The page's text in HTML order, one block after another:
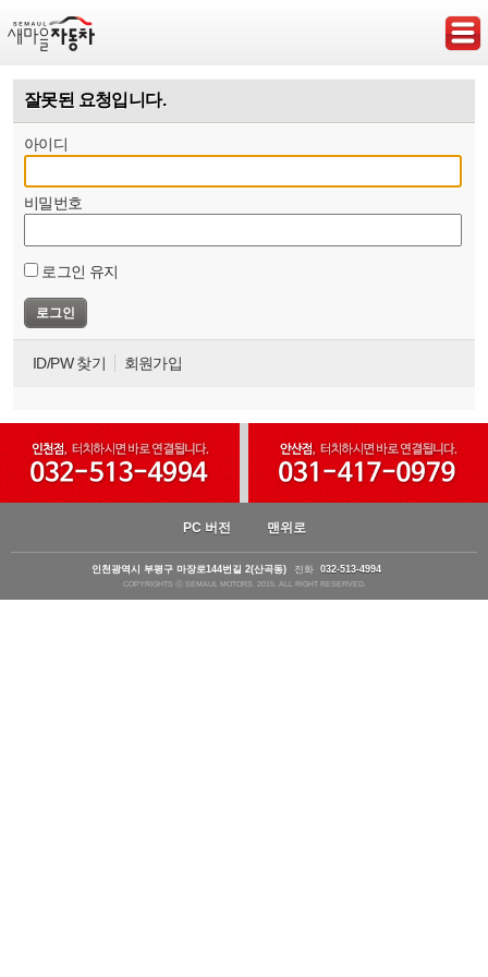
잘못된 요청입니다.
아이디
비밀번호
로그인 유지
ID/PW 찾기 회원가입
PC 버전 맨위로
인천광역시 부평구 마장로144번길 2(산곡동) 전화 032-513-4994
COPYRIGHTS ⓒ SEMAUL MOTORS. 2015. ALL RIGHT RESERVED.